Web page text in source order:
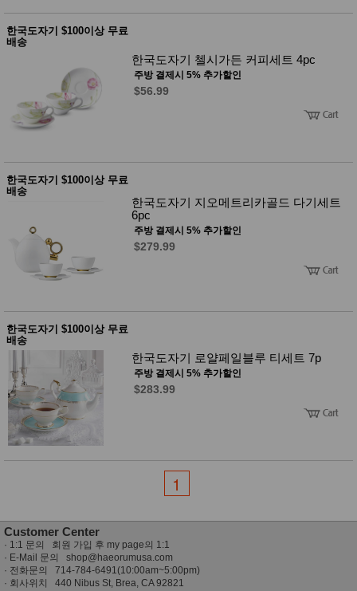
미용제
품
전 주방가
건강가
전
명품식
보관용
기
조리용
즉석가
공식품
쌀/잡곡/
건조식
품
유
아
놀이방
매트
DVD
유아 보
드(칠
판)
조형물
외출용
품
건강/미
용/식기
용품
한국도자기 $100이상 무료
배송
한국도자기 첼시가든 커피세트 4pc
주방 결제시 5% 추가할인
$56.99
한국도자기 $100이상 무료
배송
한국도자기 지오메트리카골드 다기세트
6pc
주방 결제시 5% 추가할인
$279.99
한국도자기 $100이상 무료
배송
한국도자기 로얄페일블루 티세트 7p
주방 결제시 5% 추가할인
$283.99
1
Customer Center
· 1:1 문의 회원 가입 후 my page의 1:1
· E-Mail 문의 shop@haeorumusa.com
· 전화문의 714-784-6491(10:00am~5:00pm)
· 회사위치 440 Nibus St, Brea, CA 92821